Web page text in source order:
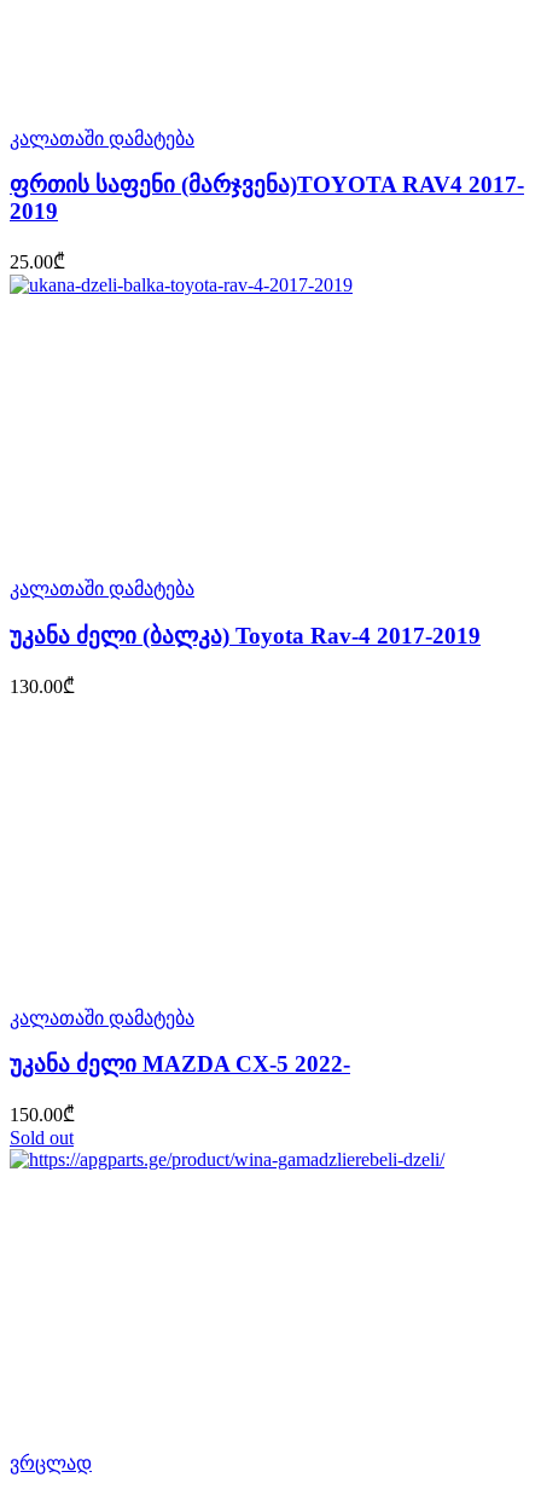
კალათაში დამატება
ფრთის საფენი (მარჯვენა)TOYOTA RAV4 2017-
2019
25.00₾
კალათაში დამატება
უკანა ძელი (ბალკა) Toyota Rav-4 2017-2019
130.00₾
კალათაში დამატება
უკანა ძელი MAZDA CX-5 2022-
150.00₾
Sold out
ვრცლად